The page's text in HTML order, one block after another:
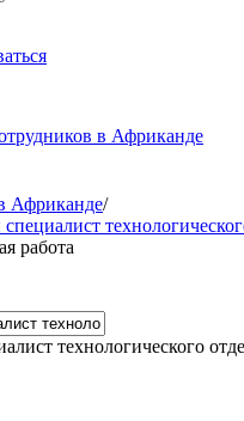
в Африканде
Африканде/
работа
технологического